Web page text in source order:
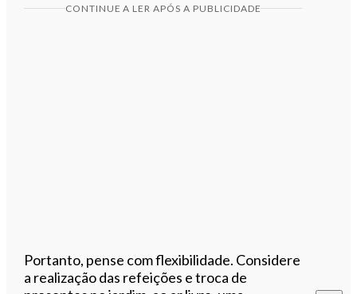
CONTINUE A LER APÓS A PUBLICIDADE
Portanto, pense com flexibilidade. Considere
a realização das refeições e troca de